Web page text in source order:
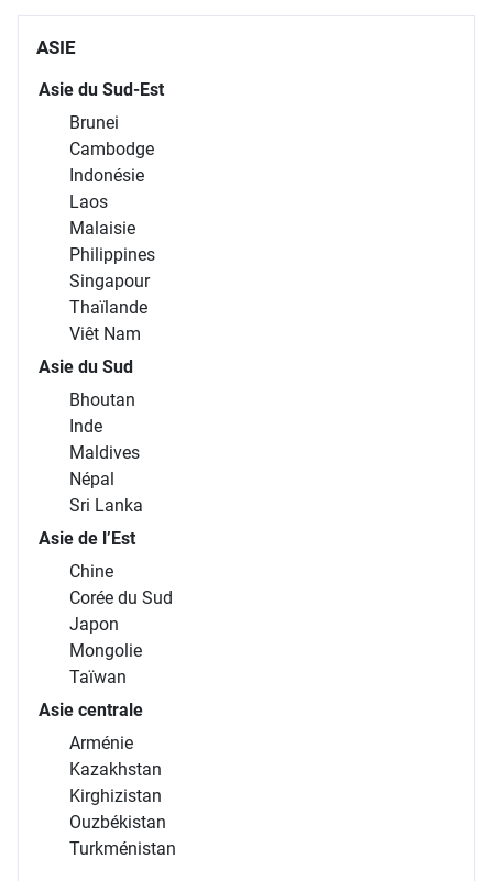
ASIE
Asie du Sud-Est
Brunei
Cambodge
Indonésie
Laos
Malaisie
Philippines
Singapour
Thaïlande
Viêt Nam
Asie du Sud
Bhoutan
Inde
Maldives
Népal
Sri Lanka
Asie de l’Est
Chine
Corée du Sud
Japon
Mongolie
Taïwan
Asie centrale
Arménie
Kazakhstan
Kirghizistan
Ouzbékistan
Turkménistan